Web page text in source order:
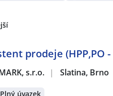
prodeje (HPP,PO -
s.r.o. | Slatina, Brno
Plný úvazek